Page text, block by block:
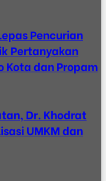
Pencurian
Pertanyakan
Kota dan Propam
Dr. Khodrat
UMKM dan